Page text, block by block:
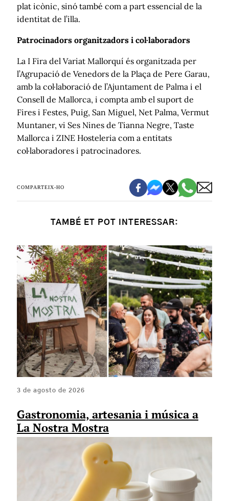
plat icònic, sinó també com a part essencial de la
identitat de l’illa.
Patrocinadors organitzadors i col·laboradors
La I Fira del Variat Mallorquí és organitzada per
l’Agrupació de Venedors de la Plaça de Pere Garau,
amb la col·laboració de l’Ajuntament de Palma i el
Consell de Mallorca, i compta amb el suport de
Fires i Festes, Puig, San Miguel, Net Palma, Vermut
Muntaner, vi Ses Nines de Tianna Negre, Taste
Mallorca i ZINE Hosteleria com a entitats
col·laboradores i patrocinadores.
COMPARTEIX-HO
TAMBÉ ET POT INTERESSAR:
3 de agosto de 2026
Gastronomia, artesania i música a
La Nostra Mostra